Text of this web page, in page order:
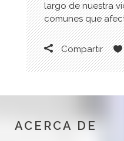
largo de nuestra
comunes que
Compartir
ACERCA DE